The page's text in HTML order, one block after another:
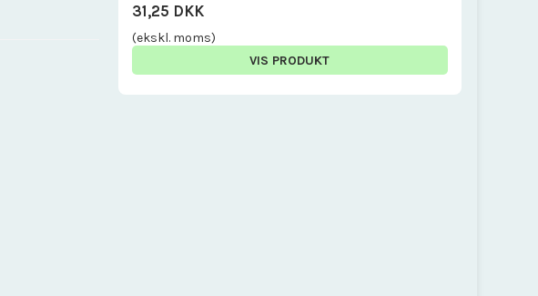
31,25 DKK
(ekskl. moms)
VIS PRODUKT